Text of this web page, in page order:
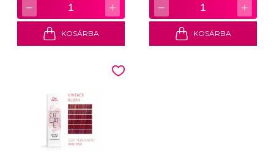
− 1 +
KOSÁRBA
− 1 +
KOSÁRBA